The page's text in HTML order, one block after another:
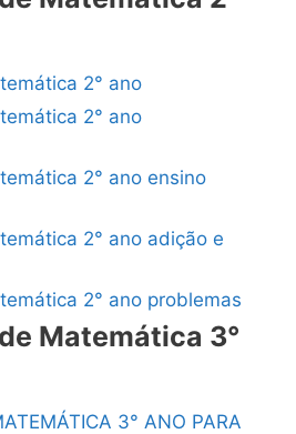
2° ano
2° ano
2° ano ensino
2° ano adição e
2° ano problemas
Matemática 3°
3° ANO PARA